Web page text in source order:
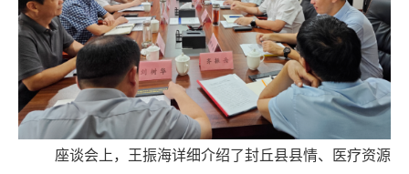
座谈会上，王振海详细介绍了封丘县县情、医疗资源